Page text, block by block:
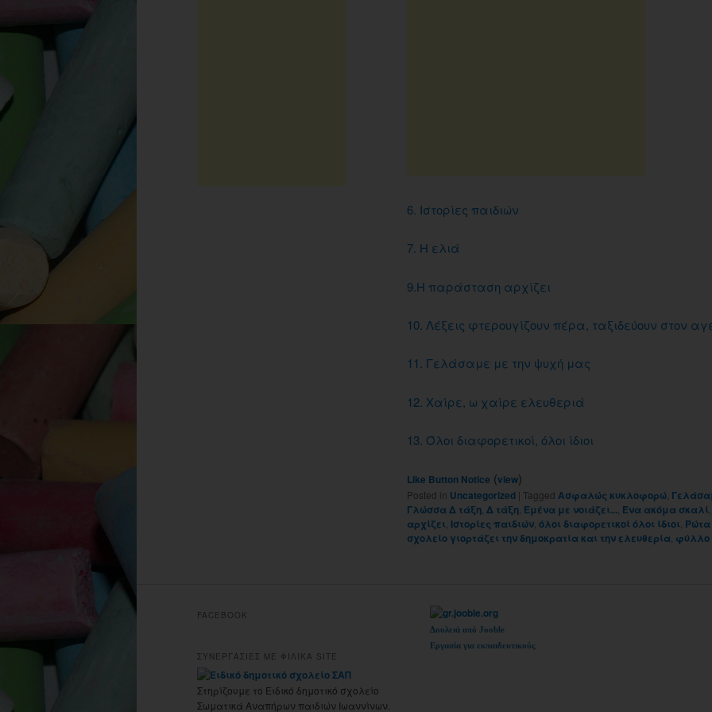
6. Ιστορίες παιδιών
7. Η ελιά
9.Η παράσταση αρχίζει
10. Λέξεις φτερουγίζουν πέρα, ταξιδεύουν στον
11. Γελάσαμε με την ψυχή μας
12. Χαίρε, ω χαίρε ελευθεριά
13. Όλοι διαφορετικοί, όλοι ίδιοι
Like Button Notice (view)
Posted in Uncategorized | Tagged Ασφαλώς κυκλοφορώ,
Γλώσσα Δ τάξη, Δ τάξη, Εμένα με νοιάζει..., Ένα ακόμα σκαλί
αρχίζει, Ιστορίες παιδιών, όλοι διαφορετικοί όλοι ίδιοι, Ρώτα
σχολείο γιορτάζει την δημοκρατία και την ελευθερία, φύλλο
FACEBOOK
ΣΥΝΕΡΓΑΣΙΕΣ ΜΕ ΦΙΛΙΚΑ SITE
Στηρίζουμε το Ειδικό δημοτικό σχολείο
Σωματικά Αναπήρων παιδιών Ιωαννίνων.
Δουλειά από Jooble
Εργασία για εκπαιδευτικούς